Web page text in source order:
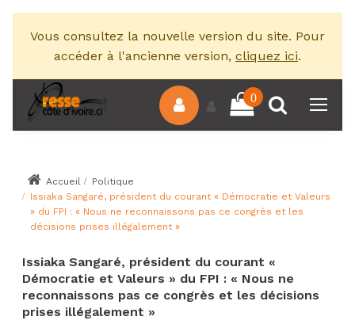
Vous consultez la nouvelle version du site. Pour
accéder à l'ancienne version, cliquez ici.
0
Accueil
Politique
Issiaka Sangaré, président du courant « Démocratie et Valeurs
» du FPI : « Nous ne reconnaissons pas ce congrès et les
décisions prises illégalement »
Issiaka Sangaré, président du courant «
Démocratie et Valeurs » du FPI : « Nous ne
reconnaissons pas ce congrès et les décisions
prises illégalement »